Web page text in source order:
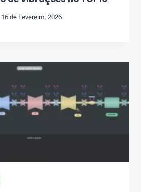
16 de Fevereiro, 2026